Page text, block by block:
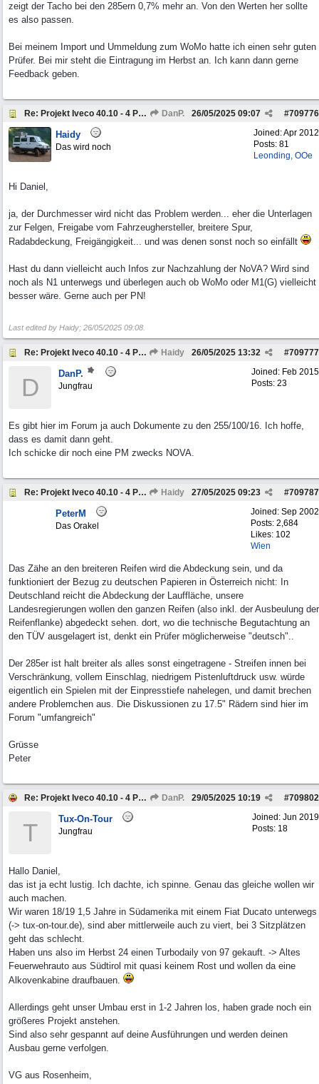
zeigt der Tacho bei den 285ern 0,7% mehr an. Von den Werten her sollte
es also passen.
Bei meinem Import und Ummeldung zum WoMo hatte ich einen sehr guten
Prüfer. Bei mir steht die Eintragung im Herbst an. Ich kann dann gerne
Feedback geben.
Re: Projekt Iveco 40.10 - 4 Personen Camper DanP. #709776
26/05/2025 09:07
Joined:Apr 2012
Posts: 81
Leonding, OOe
Haidy
Das wird noch
Hi Daniel,
ja, der Durchmesser wird nicht das Problem werden... eher die Unterlagen
zur Felgen, Freigabe vom Fahrzeughersteller, breitere Spur,
Radabdeckung, Freigängigkeit... und was denen sonst noch so einfällt
Hast du dann vielleicht auch Infos zur Nachzahlung der NoVA? Wird sind
noch als N1 unterwegs und überlegen auch ob WoMo oder M1(G) vielleicht
besser wäre. Gerne auch per PN!
Last edited by Haidy; 26/05/2025 09:08
Re: Projekt Iveco 40.10 - 4 Personen Camper Haidy #709777
26/05/2025 13:32
Joined: Feb 2015
Posts: 23
D DanP.
Jungfrau
Es gibt hier im Forum ja auch Dokumente zu den 255/100/16. Ich hoffe,
dass es damit dann geht.
Ich schicke dir noch eine PM zwecks NOVA.
Re: Projekt Iveco 40.10 - 4 Personen Camper Haidy #709787
27/05/2025 09:23
Joined: Sep 2002
Posts: 2,684
Likes: 102
Wien
PeterM
Das Orakel
Das Zähe an den breiteren Reifen wird die Abdeckung sein, und da
funktioniert der Bezug zu deutschen Papieren in Österreich nicht: In
Deutschland reicht die Abdeckung der Lauffläche, unsere
Landesregierungen wollen den ganzen Reifen (also inkl. der Ausbeulung der
Reifenflanke) abgedeckt sehen. dort, wo die technische Begutachtung an
den TÜV ausgelagert ist, denkt ein Prüfer möglicherweise "deutsch"..
Der 285er ist halt breiter als alles sonst eingetragene - Streifen innen bei
Verschränkung, vollem Einschlag, niedrigem Pistenluftdruck usw. würde
eigentlich ein Spielen mit der Einpresstiefe nahelegen, und damit brechen
andere Problemchen aus. Die Diskussionen zu 17.5" Rädern sind hier im
Forum "umfangreich"
Grüsse
Peter
Re: Projekt Iveco 40.10 - 4 Personen Camper DanP. #709802
29/05/2025 10:19
Joined: Jun 2019
Posts: 18
T Tux-On-Tour
Jungfrau
Hallo Daniel,
das ist ja echt lustig. Ich dachte, ich spinne. Genau das gleiche wollen wir
auch machen.
Wir waren 18/19 1,5 Jahre in Südamerika mit einem Fiat Ducato unterwegs
(-> tux-on-tour.de), sind aber mittlerweile auch zu viert, bei 3 Sitzplätzen
geht das schlecht.
Haben uns also im Herbst 24 einen Turbodaily von 97 gekauft. -> Altes
Feuerwehrauto aus Südtirol mit quasi keinem Rost und wollen da eine
Alkovenkabine draufbauen.
Allerdings geht unser Umbau erst in 1-2 Jahren los, haben grade noch ein
größeres Projekt anstehen.
Sind also sehr gespannt auf deine Ausführungen und werden deinen
Ausbau gerne verfolgen.
VG aus Rosenheim,